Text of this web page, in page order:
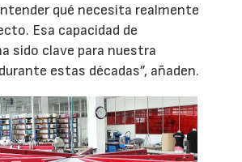
qué necesita realmente
Esa capacidad de
sido clave para nuestra
estas décadas”, añaden.